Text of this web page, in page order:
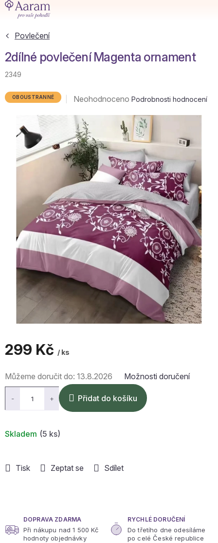
Přejít
Povlečení
2dílné povlečení Magenta ornament
2349
OBOUSTRANNÉ
Průměrné
produktu
je
0,0
z
5
hvězdiček.
Neohodnoceno Podrobnosti hodnocení
299 Kč / ks
cena:
Skladem (5 ks)
Můžeme doručit do: 13.8.2026 Možnosti doručení
Přidat do košíku
Tisk Zeptat se Sdílet
DOPRAVA ZDARMA
Při nákupu nad 1 500 Kč
hodnoty objednávky
RYCHLÉ DORUČENÍ
Do třetího dne odesíláme
po celé České republice